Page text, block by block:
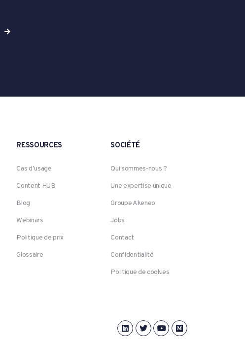
RESSOURCES
Cas d’usage
Content HUB
Blog
Webinars
Politique de prix
Glossaire
SOCIÉTÉ
Qui sommes-nous ?
Une expertise unique
Groupe Akeneo
Jobs
Contact
Confidentialité
Politique de cookies